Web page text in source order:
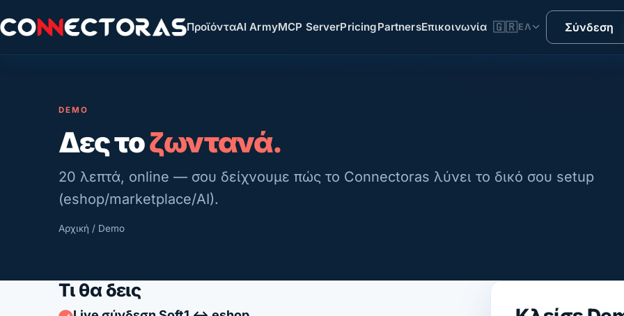
ΠροϊόνταAI ArmyMCP ServerPricingPartnersΕπικοινωνία 🇬🇷ΕΛ Σύνδεση
DEMO
Δες τοζωντανά.
20 λεπτά, online — σου δείχνουμε πώς το Connectoras λύνει το δικό σου setup
(eshop/marketplace/AI).
Αρχική / Demo
Τι θα δεις